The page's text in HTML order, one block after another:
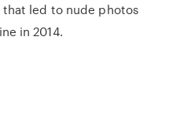
that led to nude photos
in 2014.